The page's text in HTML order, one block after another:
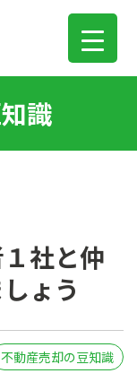
識
社と仲
ょう
不動産売却の豆知識